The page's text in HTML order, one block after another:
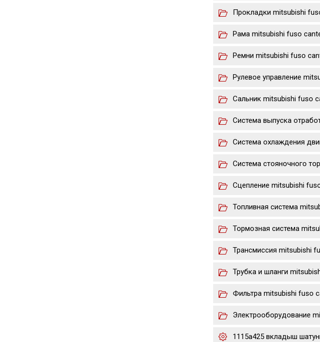
Прокладки mitsubishi
Рама mitsubishi fuso
Ремни mitsubishi fuso
Рулевое управление
Сальник mitsubishi fuso
Система выпуска
Система охлаждения
Система стояночного
Сцепление mitsubishi
Топливная система
Тормозная система
Трансмиссия mitsubishi
Трубка и шланги
Фильтра mitsubishi fuso
Электрооборудование
1115a425 вкладыш